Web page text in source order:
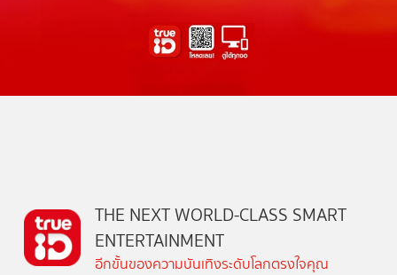
THE NEXT WORLD-CLASS SMART
ENTERTAINMENT
อีกขั้นของความบันเทิงระดับโลกตรงใจคุณ